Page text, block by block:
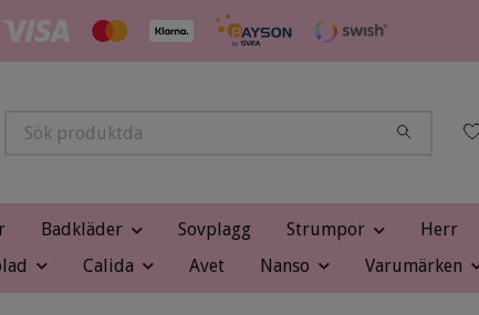
Badkläder Sovplagg Strumpor Herr
Calida Avet Nanso Varumärken